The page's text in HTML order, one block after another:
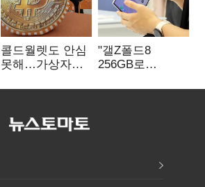
콜드월렛도 안심
못해…가상자산
'보안 시험대'
"갤Z폴드8
256GB로
추가"